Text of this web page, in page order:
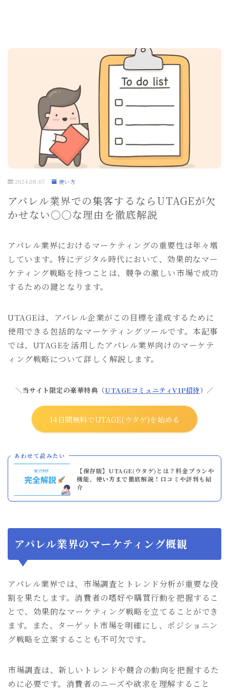
2024.08.07 使い方
アパレル業界での集客するならUTAGEが欠
かせない○○な理由を徹底解説
アパレル業界におけるマーケティングの重要性は年々増
しています。特にデジタル時代において、効果的なマー
ケティング戦略を持つことは、競争の激しい市場で成功
するための鍵となります。
UTAGEは、アパレル企業がこの目標を達成するために
使用できる包括的なマーケティングツールです。本記事
では、UTAGEを活用したアパレル業界向けのマーケテ
ィング戦略について詳しく解説します。
＼当サイト限定の豪華特典（UTAGEコミュニティVIP招待）／
14日間無料でUTAGE(ウタゲ)を始める
あわせて読みたい
【保存版】UTAGE(ウタゲ)とは？料金プランや
機能、使い方まで徹底解説！口コミや評判も紹
介
アパレル業界のマーケティング概観
アパレル業界では、市場調査とトレンド分析が重要な役
割を果たします。消費者の嗜好や購買行動を把握するこ
とで、効果的なマーケティング戦略を立てることができ
ます。また、ターゲット市場を明確にし、ポジショニン
グ戦略を立案することも不可欠です。
市場調査は、新しいトレンドや競合の動向を把握するた
めに必要です。消費者のニーズや欲求を理解すること